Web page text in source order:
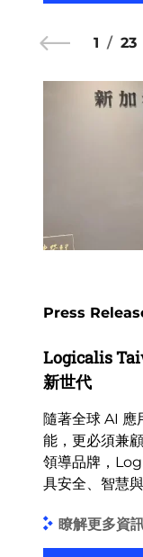
1 23
Press
Logicalis
新世代
隨著全球 AI 應
能，更必須兼
領導品牌，
具安全、智慧
瞭解更多資